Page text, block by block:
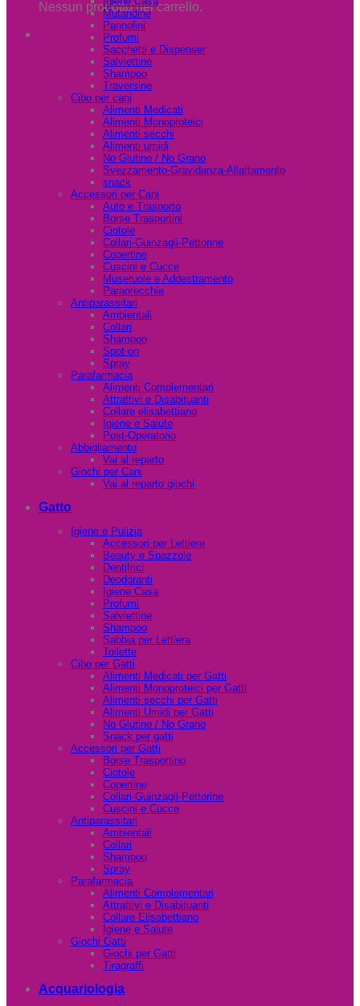
Nessun prodotto nel carrello.
Mutandine
Pannolini
Profumi
Sacchetti e Dispenser
Salviettine
Shampoo
Traversine
Cibo per cani
Alimenti Medicati
Alimenti Monoproteici
Alimenti secchi
Alimenti umidi
No Glutine / No Grano
Svezzamento-Gravidanza-Allattamento
snack
Accessori per Cani
Auto e Trasporto
Borse Trasportini
Ciotole
Collari-Guinzagli-Pettorine
Copertine
Cuscini e Cucce
Museruole e Addestramento
Paraorecchie
Antiparassitari
Ambientali
Collari
Shampoo
Spot-on
Spray
Parafarmacia
Alimenti Complementari
Attrattivi e Disabituanti
Collare elisabettiano
Igiene e Salute
Post-Operatorio
Abbigliamento
Vai al reparto
Giochi per Cani
Vai al reparto giochi
Gatto
Igiene e Pulizia
Accessori per Lettiere
Beauty e Spazzole
Dentifrici
Deodoranti
Igiene Casa
Profumi
Salviettine
Shampoo
Sabbia per Lettiera
Toilette
Cibo per Gatti
Alimenti Medicati per Gatti
Alimenti Monoproteici per Gatti
Alimenti secchi per Gatti
Alimenti Umidi per Gatti
No Glutine / No Grano
Snack per gatti
Accessori per Gatti
Borse Trasportino
Ciotole
Copertine
Collari-Guinzagli-Pettorine
Cuscini e Cucce
Antiparassitari
Ambientali
Collari
Shampoo
Spray
Parafarmacia
Alimenti Complementari
Attrattivi e Disabituanti
Collare Elisabettiano
Igiene e Salute
Giochi Gatti
Giochi per Gatti
Tiragraffi
Acquariologia